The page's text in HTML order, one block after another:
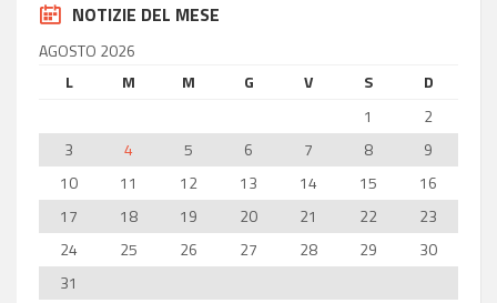
NOTIZIE DEL MESE
AGOSTO 2026
L
M M G V S
D
1
2
3
4 5 6 7 8
9
10
11 12 13 14 15
16
17
18 19 20 21 22
23
24
25 26 27 28 29
30
31